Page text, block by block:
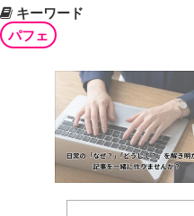
キーワード
パフェ